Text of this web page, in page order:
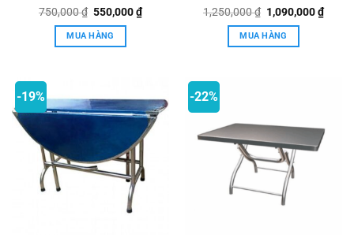
750,000₫ Giá
là:
750,000 ₫.
550,000₫Giá
hiện
MUA HÀNG
1,250,000₫ Giá
gốc
là:
1,250,000 ₫.
1,090,000₫Giá
hiện
MUA HÀNG
-19% -22%